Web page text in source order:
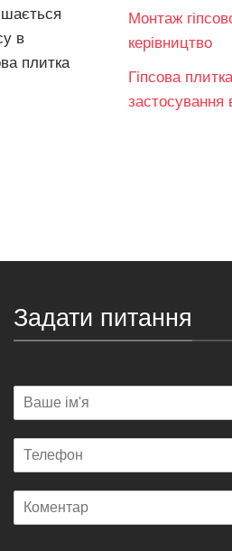
в
плитка
Монтаж
керівництво
Гіпсова
застосування
Задати питання